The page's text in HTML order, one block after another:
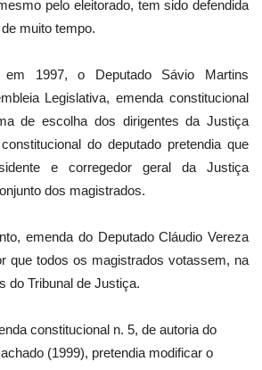
pelo eleitorado, tem sido defendida
muito tempo.
1997, o Deputado Sávio Martins
Legislativa, emenda constitucional
de escolha dos dirigentes da Justiça
do deputado pretendia que
e corregedor geral da Justiça
dos magistrados.
emenda do Deputado Cláudio Vereza
que todos os magistrados votassem, na
do Tribunal de Justiça.
constitucional n. 5, de autoria do
(1999), pretendia modificar o